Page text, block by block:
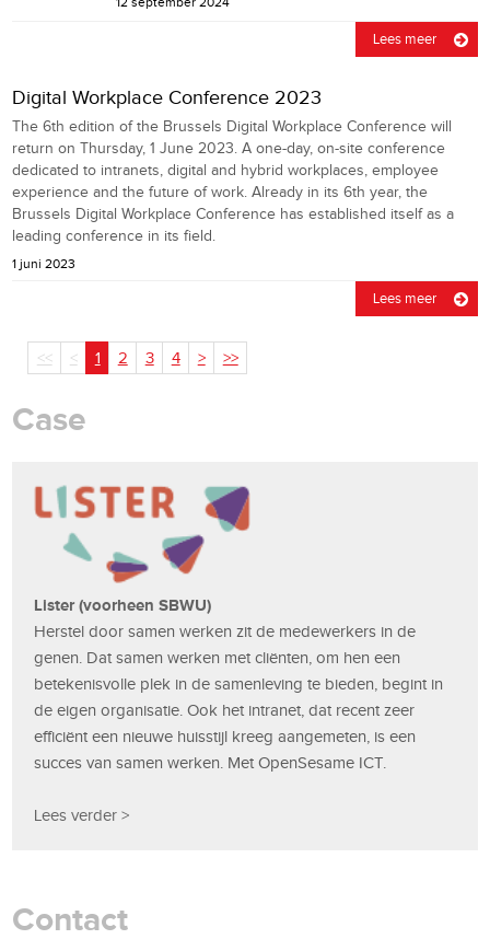
Lees meer
Digital Workplace Conference 2023
The 6th edition of the Brussels Digital Workplace Conference will
return on Thursday, 1 June 2023. A one-day, on-site conference
dedicated to intranets, digital and hybrid workplaces, employee
experience and the future of work. Already in its 6th year, the
Brussels Digital Workplace Conference has established itself as a
leading conference in its field.
1 juni 2023
Lees meer
<< < 1 2 3 4 > >>
Case
Lister (voorheen SBWU)
Herstel door samen werken zit de medewerkers in de
genen. Dat samen werken met cliënten, om hen een
betekenisvolle plek in de samenleving te bieden, begint in
de eigen organisatie. Ook het intranet, dat recent zeer
efficiënt een nieuwe huisstijl kreeg aangemeten, is een
succes van samen werken. Met OpenSesame ICT.
Lees verder >
Contact